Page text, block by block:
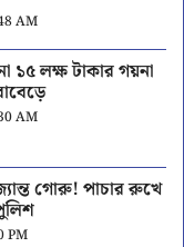
AM
১৫ লক্ষ টাকার গয়না
AM
গোরু! পাচার রুখে
PM